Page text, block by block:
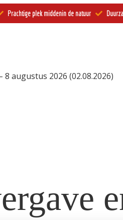
Prachtige plek middenin de natuur
8 augustus 2026 (02.08.2026)